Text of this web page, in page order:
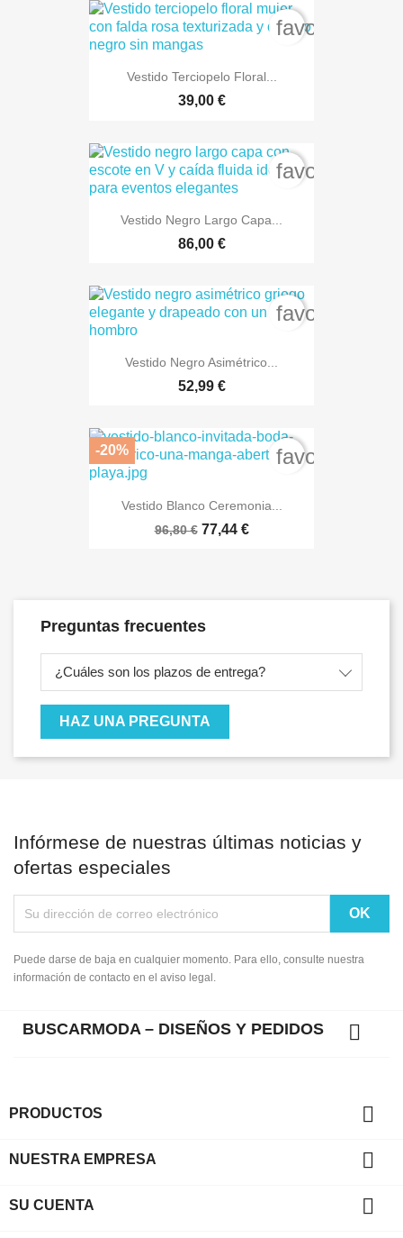
Vestido Terciopelo Floral...
39,00 €
Vestido Negro Largo Capa...
86,00 €
Vestido Negro Asimétrico...
52,99 €
Vestido Blanco Ceremonia...
96,80 € 77,44 €
-20%
Preguntas frecuentes
¿Cuáles son los plazos de entrega?
HAZ UNA PREGUNTA
Infórmese de nuestras últimas noticias y
ofertas especiales
Puede darse de baja en cualquier momento. Para ello, consulte nuestra
información de contacto en el aviso legal.
BUSCARMODA – DISEÑOS Y PEDIDOS 
PRODUCTOS 
NUESTRA EMPRESA 
SU CUENTA 